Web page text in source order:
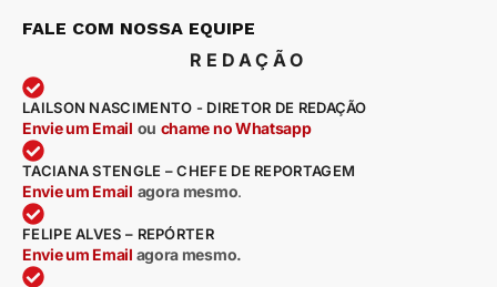
FALE COM NOSSA EQUIPE
REDAÇÃO
LAILSON NASCIMENTO - DIRETOR DE REDAÇÃO
Envie um Email ou chame no Whatsapp
TACIANA STENGLE – CHEFE DE REPORTAGEM
Envie um Email agora mesmo.
FELIPE ALVES – REPÓRTER
Envie um Email agora mesmo.